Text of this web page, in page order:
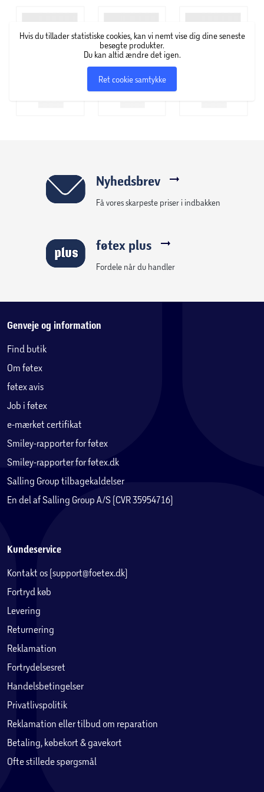
med en fin børste kunne fremhæve øjenvipper.
Eksperimentet blev startskuddet på Maybelline New York,
som blev skiftet af Mabels bror, Tom Lyle Williams i 1917. I
dag er Maybelline New York et af de førende makeup-
brands i over 120 lande i verden. New Yorker-filosofien er
klar og enkel; Maybelline New York har fingeren på pulsen,
Hvis du tillader statistiske cookies, kan vi nemt vise dig dine seneste
besøgte produkter.
Du kan altid ændre det igen.
Ret cookie samtykke
Nyhedsbrev
Få vores skarpeste priser i indbakken
føtex plus
Fordele når du handler
Genveje og information
Find butik
Om føtex
føtex avis
Job i føtex
e-mærket certifikat
Smiley-rapporter for føtex
Smiley-rapporter for føtex.dk
Salling Group tilbagekaldelser
En del af Salling Group A/S (CVR 35954716)
Kundeservice
Kontakt os (support@foetex.dk)
Fortryd køb
Levering
Returnering
Reklamation
Fortrydelsesret
Handelsbetingelser
Privatlivspolitik
Reklamation eller tilbud om reparation
Betaling, købekort & gavekort
Ofte stillede spørgsmål